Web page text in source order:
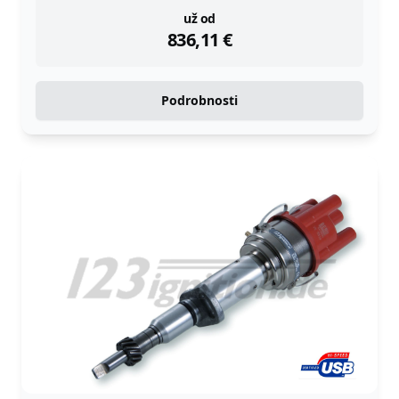
už od
836,11 €
instock
Podrobnosti